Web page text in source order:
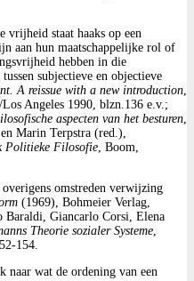
vrijheid staat haaks op een
aan hun maatschappelijke rol of
hebben in die
subjectieve en objectieve
A reissue with a new introduction
Angeles 1990, blzn.136 e.v.;
aspecten van het besturen
Marin Terpstra (red.),
Politieke Filosofie , Boom,
omstreden verwijzing
(1969), Bohmeier Verlag,
Baraldi, Giancarlo Corsi, Elena
Theorie sozialer Systeme
154.
wat de ordening van een